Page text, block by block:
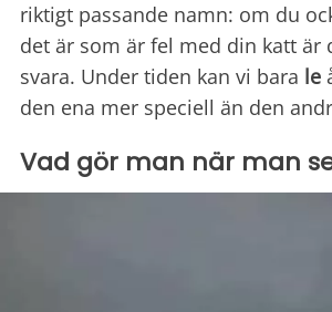
riktigt passande namn: om du
det är som är fel med din katt är
svara. Under tiden kan vi bara le
den ena mer speciell än den
Vad gör man när man